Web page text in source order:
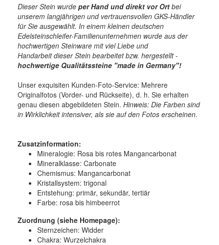
Dieser Stein wurde per Hand und direkt vor Ort bei
unserem langjährigen und vertrauensvollen GKS-Händler
für Sie ausgewählt. In einem kleinen deutschen
Edelsteinschleifer-Familienunternehmen wurde aus der
hochwertigen Steinware mit viel Liebe und
Handarbeit dieser Stein bearbeitet bzw. hergestellt -
hochwertige Qualitätssteine "made in Germany"!
Unser exquisiten Kunden-Foto-Service: Mehrere
Originalfotos (Vorder- und Rückseite), d. h. Sie erhalten
genau diesen abgebildeten Stein. Hinweis: Die Farben sind
in Wirklichkeit intensiver, als sie auf den Fotos erscheinen.
Zusatzinformation:
Mineralogie: Rosa bis rotes Mangancarbonat
Mineralklasse: Carbonate
Chemismus: Mangancarbonat
Kristallsystem: trigonal
Entstehung: primär, sekundär, tertiär
Farbe: rosa bis himbeerrot
Zuordnung (siehe Homepage):
Sternzeichen: Widder
Chakra: Wurzelchakra